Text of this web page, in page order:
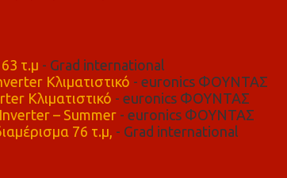
τ.μ - Grad international
Κλιματιστικό - euronics ΦΟΥΝΤΑΣ
Κλιματιστικό - euronics ΦΟΥΝΤΑΣ
– Summer- euronics ΦΟΥΝΤΑΣ
76 τ.μ, - Grad international